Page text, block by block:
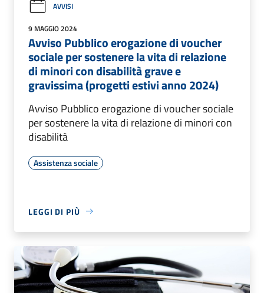
AVVISI
9 MAGGIO 2024
Avviso Pubblico erogazione di voucher
sociale per sostenere la vita di relazione
di minori con disabilità grave e
gravissima (progetti estivi anno 2024)
Avviso Pubblico erogazione di voucher sociale
per sostenere la vita di relazione di minori con
disabilità
Assistenza sociale
LEGGI DI PIÙ